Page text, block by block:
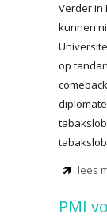
Verder in
kunnen
op
lees
PMI